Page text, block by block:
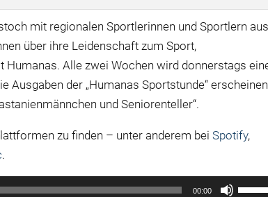
mit regionalen Sportlerinnen und Sportlern aus
über ihre Leidenschaft zum Sport,
Alle zwei Wochen wird donnerstags
Ausgaben der „Humanas Sportstunde“ erscheinen
und Seniorenteller“.
zu finden – unter anderem beiSpotify,
.
00:00